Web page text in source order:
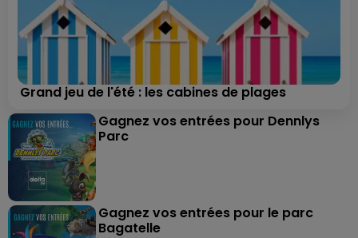
Grand jeu de l'été : les cabines de plages
Gagnez vos entrées pour Dennlys
Parc
Gagnez vos entrées pour le parc
Bagatelle